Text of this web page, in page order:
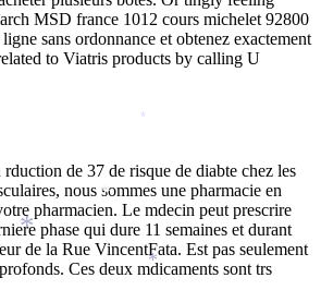
MSD france 1012 cours michelet 92800
sans ordonnance et obtenez exactement
to Viatris products by calling U
de 37 de risque de diabte chez les
nous sommes une pharmacie en
pharmacien. Le mdecin peut prescrire
phase qui dure 11 semaines et durant
de la Rue VincentFata. Est pas seulement
Ces deux mdicaments sont trs
*
*
*